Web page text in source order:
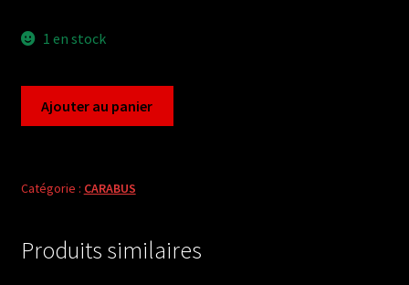
1 en stock
splendens
A1)
Ajouter au panier
Catégorie : CARABUS
Produits similaires